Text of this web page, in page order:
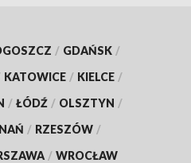
/ GDAŃSK /
KATOWICE / KIELCE /
/ ŁÓDŹ / OLSZTYN /
/ RZESZÓW /
/ WROCŁAW